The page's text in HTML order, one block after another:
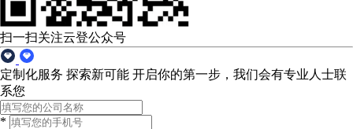
扫一扫关注云登公众号
定制化服务 探索新可能 开启你的第一步，我们会有专业人士联
系您
*